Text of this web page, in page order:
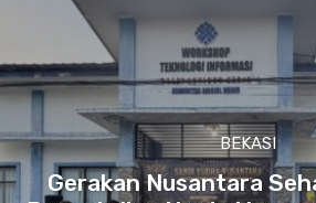
BEKASI
Gerakan Nusantara